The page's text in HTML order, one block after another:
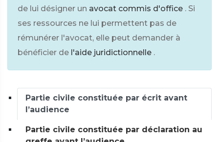
de lui désigner un avocat commis d'office . Si
ses ressources ne lui permettent pas de
rémunérer l'avocat, elle peut demander à
bénéficier de l'aide juridictionnelle .
Partie civile constituée par écrit avant
l’audience
Partie civile constituée par déclaration au